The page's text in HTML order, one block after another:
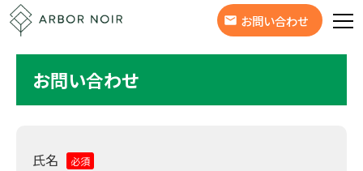
お問い合わせ
お問い合わせ
氏名 必須